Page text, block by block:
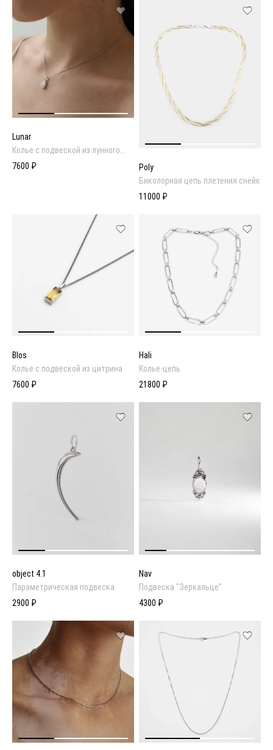
Lunar
Колье с подвеской из лунного
камня
7600 ₽
Poly
Биколорная цепь плетения снейк
11000 ₽
Blos
Колье с подвеской из цитрина
7600 ₽
Hali
Колье-цепь
21800 ₽
object 4.1
Параметрическая подвеска
2900 ₽
Nav
Подвеска "Зеркальце"
4300 ₽